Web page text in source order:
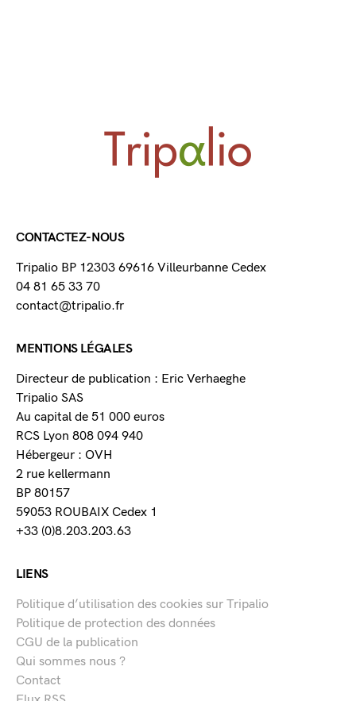
CONTACTEZ-NOUS
Tripalio BP 12303 69616 Villeurbanne Cedex
04 81 65 33 70
contact@tripalio.fr
MENTIONS LÉGALES
Directeur de publication : Eric Verhaeghe
Tripalio SAS
Au capital de 51 000 euros
RCS Lyon 808 094 940
Hébergeur : OVH
2 rue kellermann
BP 80157
59053 ROUBAIX Cedex 1
+33 (0)8.203.203.63
LIENS
Politique d’utilisation des cookies sur Tripalio
Politique de protection des données
CGU de la publication
Qui sommes nous ?
Contact